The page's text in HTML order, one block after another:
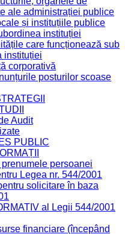
ale administrației publice
și instituțiile publice
instituției
care funcționează sub
instituției
corporativă
posturilor scoase
Audit
PUBLIC
persoanei
Legea nr. 544/2001
solicitare în baza
al Legii 544/2001
financiare (începând